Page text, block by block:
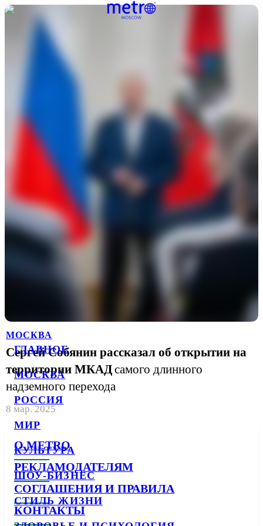
ГЛАВНОЕ
МОСКВА
РОССИЯ
МИР
КУЛЬТУРА
ШОУ-БИЗНЕС
СТИЛЬ ЖИЗНИ
МОСКВА
Сергей Собянин рассказал об открытии на
территории МКАДсамого длинного
надземного перехода
8 мар. 2025
О METRO
РЕКЛАМОДАТЕЛЯМ
СОГЛАШЕНИЯ И ПРАВИЛА
КОНТАКТЫ